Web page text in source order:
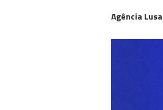
Agência Lusa